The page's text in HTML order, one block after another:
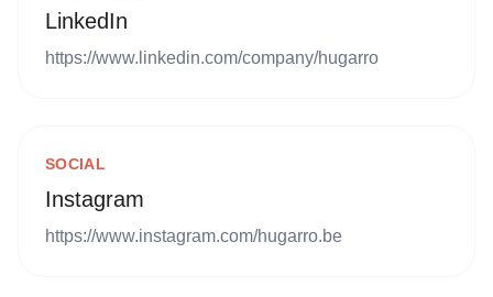
LinkedIn
https://www.linkedin.com/company/hugarro
SOCIAL
Instagram
https://www.instagram.com/hugarro.be